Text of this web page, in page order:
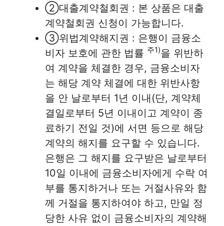
②대출계약철회권 : 본 상품은 대출
계약철회권 신청이 가능합니다.
③위법계약해지권 : 은행이 금융소
비자 보호에 관한 법률 주1)을 위반하
여 계약을 체결한 경우, 금융소비자
는 해당 계약 체결에 대한 위반사항
을 안 날로부터 1년 이내(단, 계약체
결일로부터 5년 이내이고 계약이 종
료하기 전일 것)에 서면 등으로 해당
계약의 해지를 요구할 수 있습니다.
은행은 그 해지를 요구받은 날로부터
10일 이내에 금융소비자에게 수락 여
부를 통지하거나 또는 거절사유와 함
께 거절을 통지하여야 하고, 만일 정
당한 사유 없이 금융소비자의 계약해